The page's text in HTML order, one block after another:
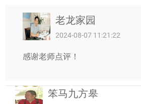
老龙家园
2024-08-07 11:21:22
感谢老师点评！
笨马九方皋